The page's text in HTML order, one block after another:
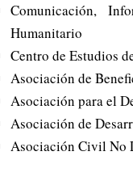
Comunicación,
Humanitario
Centro de Estudios
Asociación de
Asociación para el
Asociación de
Asociación Civil No